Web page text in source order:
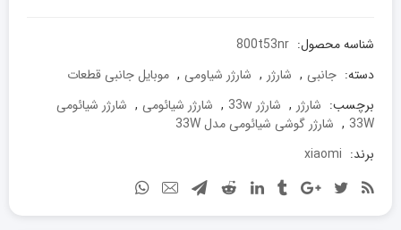
شناسه محصول: 800t53nr
دسته: جانبی , شارژر , شارژر شیاومی , موبایل جانبی قطعات
برچسب: شارژر , شارژر 33w , شارژر شیائومی , شارژر شیائومی
33W
, شارژر گوشی شیائومی مدل 33W
برند: xiaomi